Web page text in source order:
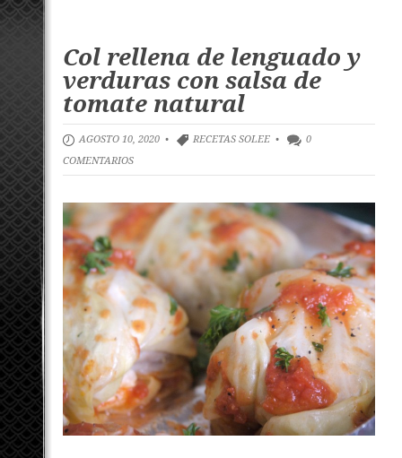
Col rellena de lenguado y
verduras con salsa de
tomate natural
AGOSTO 10, 2020 • RECETAS SOLEE •
0
COMENTARIOS